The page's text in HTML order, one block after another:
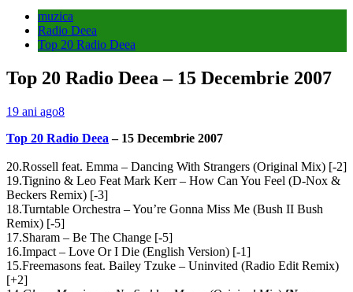
muzica
Radio Deea
Top 20 Radio Deea
Top 20 Radio Deea – 15 Decembrie 2007
19 ani ago8
Top 20 Radio Deea – 15 Decembrie 2007
20.Rossell feat. Emma – Dancing With Strangers (Original Mix) [-2]
19.Tignino & Leo Feat Mark Kerr – How Can You Feel (D-Nox &
Beckers Remix) [-3]
18.Turntable Orchestra – You’re Gonna Miss Me (Bush II Bush
Remix) [-5]
17.Sharam – Be The Change [-5]
16.Impact – Love Or I Die (English Version) [-1]
15.Freemasons feat. Bailey Tzuke – Uninvited (Radio Edit Remix)
[+2]